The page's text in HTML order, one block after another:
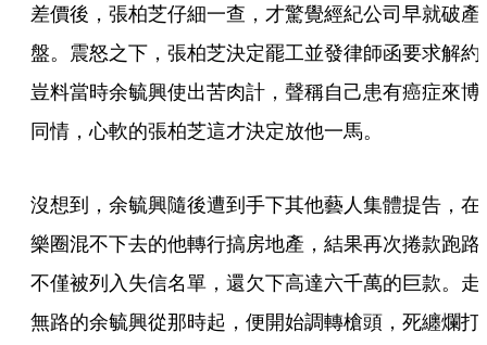
差價後，張柏芝仔細一查，才驚覺經紀公司早就破產
盤。震怒之下，張柏芝決定罷工並發律師函要求解約
豈料當時余毓興使出苦肉計，聲稱自己患有癌症來博
同情，心軟的張柏芝這才決定放他一馬。
沒想到，余毓興隨後遭到手下其他藝人集體提告，在
樂圈混不下去的他轉行搞房地產，結果再次捲款跑路
不僅被列入失信名單，還欠下高達六千萬的巨款。走
無路的余毓興從那時起，便開始調轉槍頭，死纏爛打